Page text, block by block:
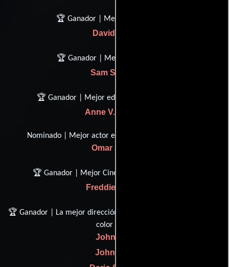
🏆 Ganador | Mejor director
David Lean
🏆 Ganador | Mejor imagen
Sam Spiegel
🏆 Ganador | Mejor edición de películas
Anne V. Coates
Nominado | Mejor actor en un papel de apoyo
Omar Sharif
🏆 Ganador | Mejor Cinematografía, Color
Freddie Young
🏆 Ganador | La mejor dirección de arte decoración de asiento,
color
John Box
John Stoll